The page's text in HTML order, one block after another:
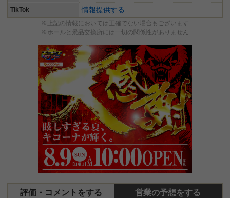
TikTok 情報提供する
※上記の情報においては正確でない場合もございます
※ホールと景品交換所には一切の関係性がありません
評価・コメントをする 営業の予想をする